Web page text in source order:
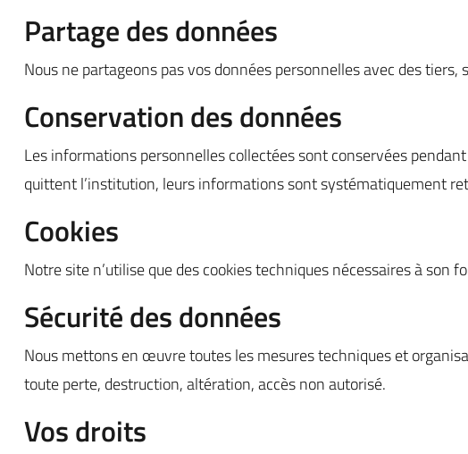
Partage des données
Nous ne partageons pas vos données personnelles avec des
Conservation des données
Les informations personnelles collectées sont conservées
quittent l’institution, leurs informations sont systématiquement
Cookies
Notre site n’utilise que des cookies techniques nécessaires à
Sécurité des données
Nous mettons en œuvre toutes les mesures techniques et
toute perte, destruction, altération, accès non autorisé.
Vos droits